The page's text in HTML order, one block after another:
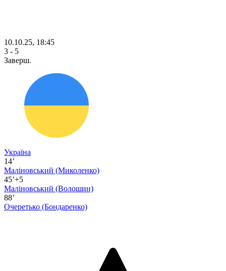
10.10.25, 18:45
3 - 5
Заверш.
Україна
14’
Маліновський (Миколенко)
45’+5
Маліновський (Волошин)
88’
Очеретько (Бондаренко)